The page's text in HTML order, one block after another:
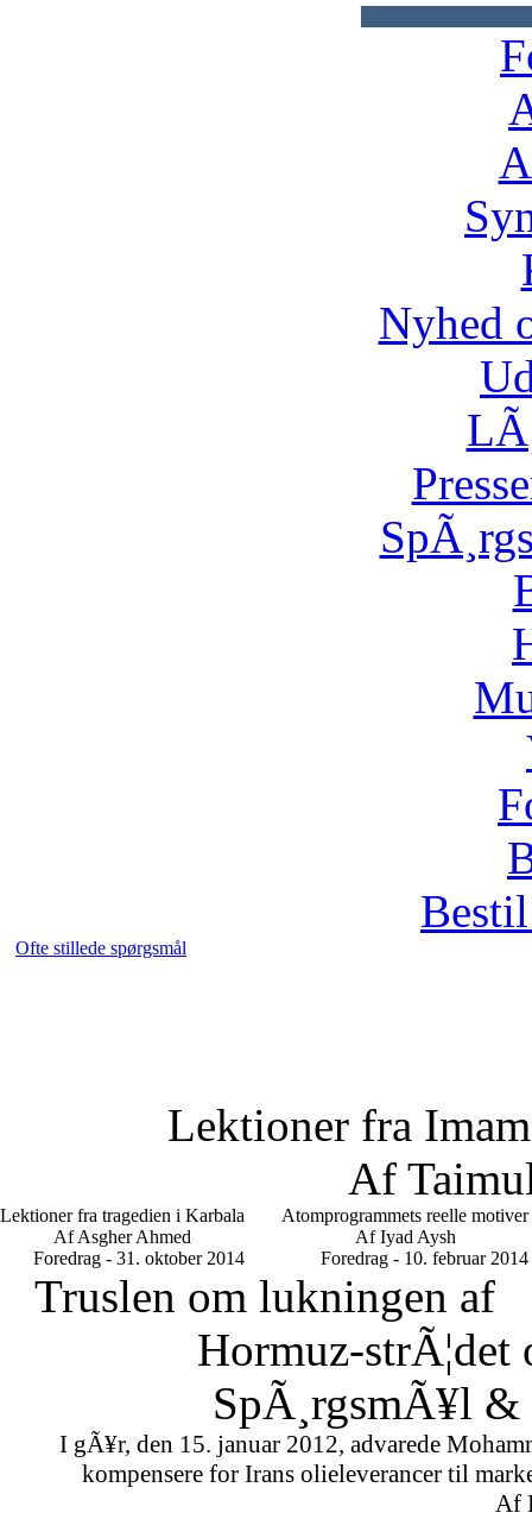
Nyhed
Ofte stillede spørgsmål
Lektioner fra
Af
Lektioner fra tragedien i Karbala
Af Asgher Ahmed
Foredrag - 31. oktober 2014
Atomprogrammets reelle motiver
Af Iyad Aysh
Foredrag - 10. februar 2014
Truslen om lukningen af
Hormuz-
SpÃ¸rgsmÃ¥l
I gÃ¥r, den 15. januar 2012, advarede
kompensere for Irans olieleverancer til
Af